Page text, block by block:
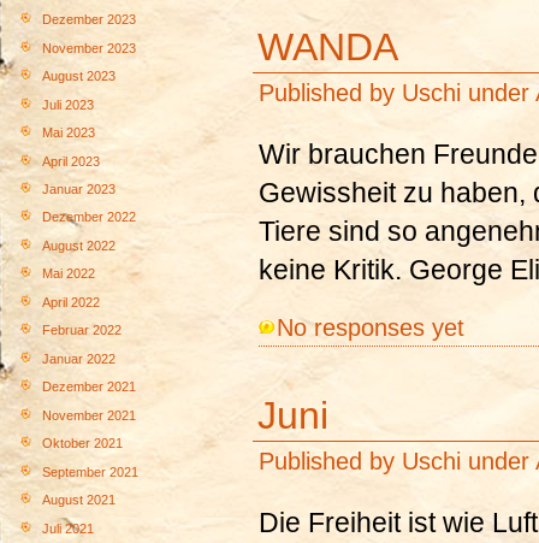
Dezember 2023
November 2023
August 2023
Juli 2023
Mai 2023
April 2023
Januar 2023
Dezember 2022
August 2022
Mai 2022
April 2022
Februar 2022
Januar 2022
Dezember 2021
November 2021
Oktober 2021
September 2021
August 2021
Juli 2021
WANDA
Published by Uschi under
Wir brauchen
Gewissheit zu
Tiere sind so
keine Kritik. George
No responses yet
Juni
Published by Uschi under
Die Freiheit ist wie